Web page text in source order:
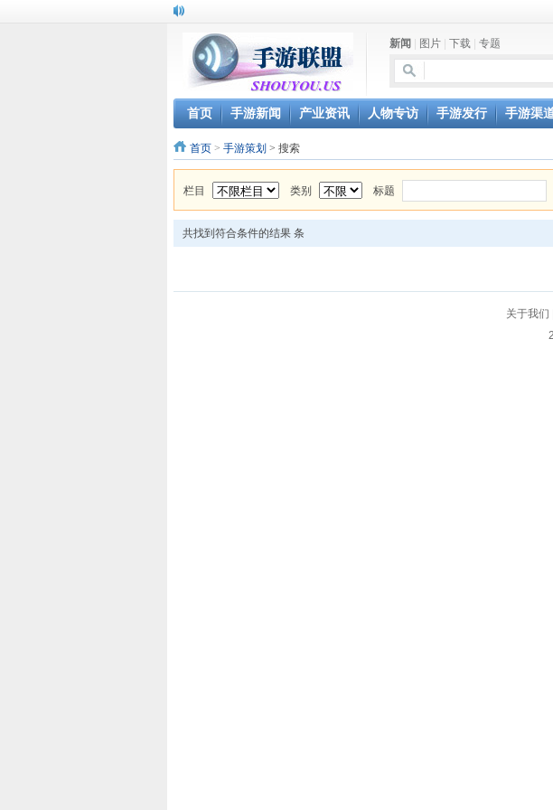
新闻 图片 下载 专题
首页 手游新闻 产业资讯 人物专访 手游发行 手游渠
首页 > 手游策划 > 搜索
栏目 类别 标题
共找到符合条件的结果 条
关于我们